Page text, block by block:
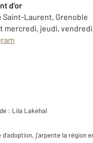
d’or
Saint-Laurent, Grenoble
mercredi, jeudi, vendredi
: Lila Lakehal
d’adoption, j’arpente la